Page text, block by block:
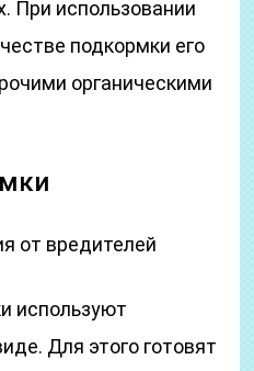
При использовании
подкормки его
органическими
от вредителей
используют
Для этого готовят